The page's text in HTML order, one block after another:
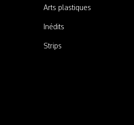
Arts plastiques
Inédits
Strips